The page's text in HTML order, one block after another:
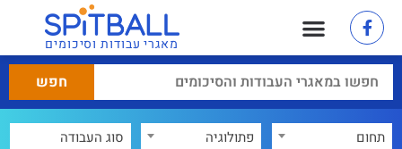
מאגרי עבודות וסיכומים
תחום
פתולוגיה